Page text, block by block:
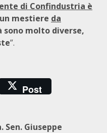
di Confindustria è
mestiere da
sono molto diverse,
”.
Post
Sen. Giuseppe